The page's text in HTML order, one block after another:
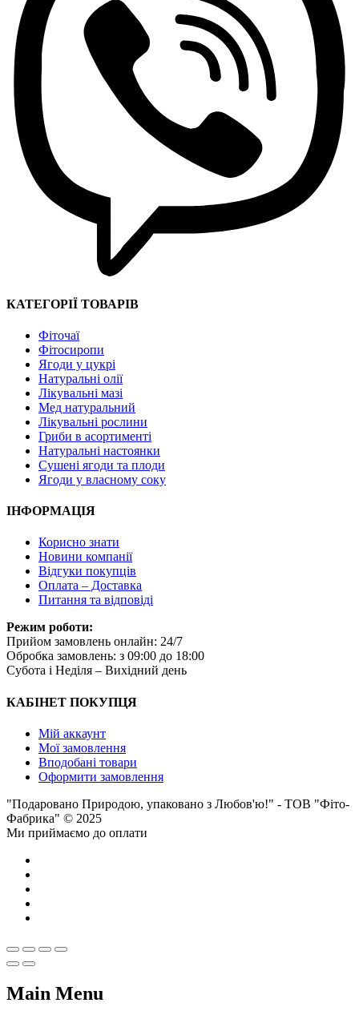
КАТЕГОРІЇ ТОВАРІВ
Фіточаї
Фітосиропи
Ягоди у цукрі
Натуральні олії
Лікувальні мазі
Мед натуральний
Лікувальні рослини
Гриби в асортименті
Натуральні настоянки
Сушені ягоди та плоди
Ягоди у власному соку
ІНФОРМАЦІЯ
Корисно знати
Новини компанії
Відгуки покупців
Оплата – Доставка
Питання та відповіді
Режим роботи:
Прийом замовлень онлайн: 24/7
Обробка замовлень: з 09:00 до 18:00
Субота i Неділя – Вихідний день
КАБІНЕТ ПОКУПЦЯ
Мій аккаунт
Мої замовлення
Вподобані товари
Оформити замовлення
"Подаровано Природою, упаковано з Любов'ю!" - ТОВ "Фіто-
Фабрика" © 2025
Ми приймаємо до оплати
Main Menu